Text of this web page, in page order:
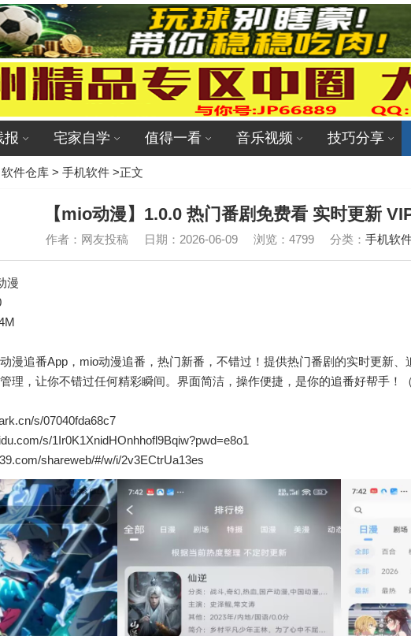
报 宅家自学 值得一看 音乐视频 技巧分享
软件仓库 > 手机软件 >正文
【mio动漫】1.0.0 热门番剧免费看 实时更新
作者：网友投稿 日期：2026-06-09 浏览：4799 分类：手机软
漫
动漫追番App，mio动漫追番，热门新番，不错过！提供热门番剧的实时更新
理，让你不错过任何精彩瞬间。界面简洁，操作便捷，是你的追番好帮手！（
s/07040fda68c7
s/1Ir0K1XnidHOnhhofl9Bqiw?pwd=e8o1
shareweb/#/w/i/2v3ECtrUa13es